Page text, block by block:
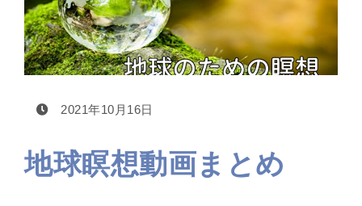
2021年10月16日
地球瞑想動画まとめ